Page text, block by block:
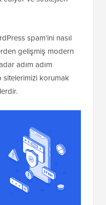
spam'ini nasıl
gelişmiş modern
adım adım
sitelerimizi korumak